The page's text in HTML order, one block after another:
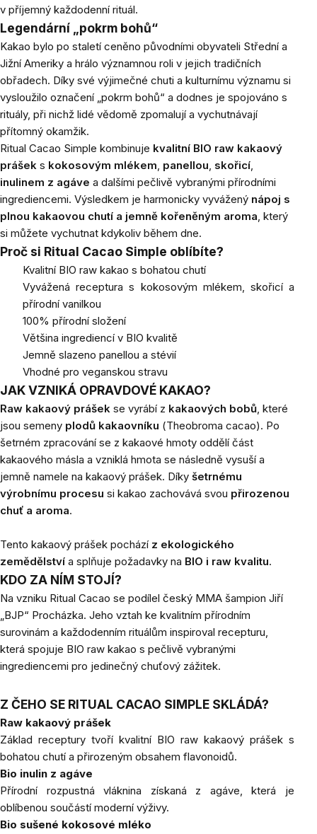
v příjemný každodenní rituál.
Legendární „pokrm bohů“
Kakao bylo po staletí ceněno původními obyvateli Střední a
Jižní Ameriky a hrálo významnou roli v jejich tradičních
obřadech. Díky své výjimečné chuti a kulturnímu významu si
vysloužilo označení „pokrm bohů“ a dodnes je spojováno s
rituály, při nichž lidé vědomě zpomalují a vychutnávají
přítomný okamžik.
Ritual Cacao Simple kombinuje kvalitní BIO raw kakaový
prášek s kokosovým mlékem, panellou, skořicí,
inulinem z agáve a dalšími pečlivě vybranými přírodními
ingrediencemi. Výsledkem je harmonicky vyvážený nápoj s
plnou kakaovou chutí a jemně kořeněným aroma, který
si můžete vychutnat kdykoliv během dne.
Proč si Ritual Cacao Simple oblíbíte?
Kvalitní BIO raw kakao s bohatou chutí
Vyvážená receptura s kokosovým mlékem, skořicí a
přírodní vanilkou
100% přírodní složení
Většina ingrediencí v BIO kvalitě
Jemně slazeno panellou a stévií
Vhodné pro veganskou stravu
JAK VZNIKÁ OPRAVDOVÉ KAKAO?
Raw kakaový prášek se vyrábí z kakaových bobů, které
jsou semeny plodů kakaovníku (Theobroma cacao). Po
šetrném zpracování se z kakaové hmoty oddělí část
kakaového másla a vzniklá hmota se následně vysuší a
jemně namele na kakaový prášek. Díky šetrnému
výrobnímu procesu si kakao zachovává svou přirozenou
chuť a aroma.
Tento kakaový prášek pochází z ekologického
zemědělství a splňuje požadavky na BIO i raw kvalitu.
KDO ZA NÍM STOJÍ?
Na vzniku Ritual Cacao se podílel český MMA šampion Jiří
„BJP“ Procházka. Jeho vztah ke kvalitním přírodním
surovinám a každodenním rituálům inspiroval recepturu,
která spojuje BIO raw kakao s pečlivě vybranými
ingrediencemi pro jedinečný chuťový zážitek.
Z ČEHO SE RITUAL CACAO SIMPLE SKLÁDÁ?
Raw kakaový prášek
Základ receptury tvoří kvalitní BIO raw kakaový prášek s
bohatou chutí a přirozeným obsahem flavonoidů.
Bio inulin z agáve
Přírodní rozpustná vláknina získaná z agáve, která je
oblíbenou součástí moderní výživy.
Bio sušené kokosové mléko